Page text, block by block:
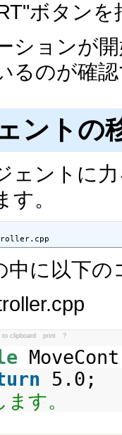
ボタン
ションが
るのが確
ントの
ェントに
す。
中に以下
to clipboard print ?
す。